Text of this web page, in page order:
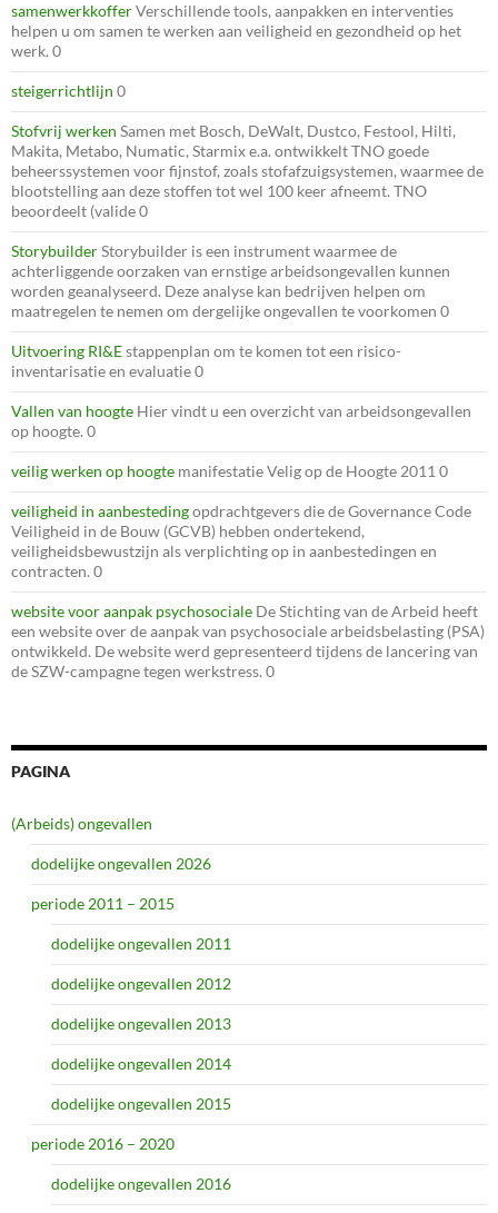
samenwerkkofferVerschillende tools, aanpakken en interventies
helpen u om samen te werken aan veiligheid en gezondheid op het
werk. 0
steigerrichtlijn 0
Stofvrij werken Samen met Bosch, DeWalt, Dustco, Festool, Hilti,
Makita, Metabo, Numatic, Starmix e.a. ontwikkelt TNO goede
beheerssystemen voor fijnstof, zoals stofafzuigsystemen, waarmee de
blootstelling aan deze stoffen tot wel 100 keer afneemt. TNO
beoordeelt (valide 0
StorybuilderStorybuilder is een instrument waarmee de
achterliggende oorzaken van ernstige arbeidsongevallen kunnen
worden geanalyseerd. Deze analyse kan bedrijven helpen om
maatregelen te nemen om dergelijke ongevallen te voorkomen 0
Uitvoering RI&Estappenplan om te komen tot een risico-
inventarisatie en evaluatie 0
Vallen van hoogte Hier vindt u een overzicht van arbeidsongevallen
op hoogte. 0
veilig werken op hoogte manifestatie Velig op de Hoogte 2011 0
veiligheid in aanbestedingopdrachtgevers die de Governance Code
Veiligheid in de Bouw (GCVB) hebben ondertekend,
veiligheidsbewustzijn als verplichting op in aanbestedingen en
contracten. 0
website voor aanpak psychosociale De Stichting van de Arbeid heeft
een website over de aanpak van psychosociale arbeidsbelasting (PSA)
ontwikkeld. De website werd gepresenteerd tijdens de lancering van
de SZW-campagne tegen werkstress. 0
PAGINA
(Arbeids) ongevallen
dodelijke ongevallen 2026
periode 2011 – 2015
dodelijke ongevallen 2011
dodelijke ongevallen 2012
dodelijke ongevallen 2013
dodelijke ongevallen 2014
dodelijke ongevallen 2015
periode 2016 – 2020
dodelijke ongevallen 2016